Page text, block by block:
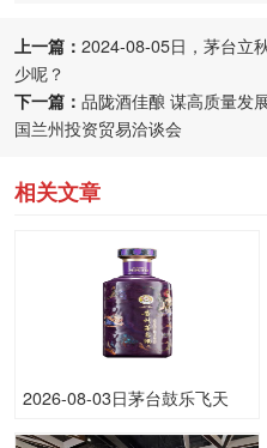
上一篇： 2024-08-05日，茅台立
少呢？
下一篇： 品陇酒佳酿 谋高质量发
国兰州投资贸易洽谈会
相关文章
2026-08-03日茅台鼓乐飞天